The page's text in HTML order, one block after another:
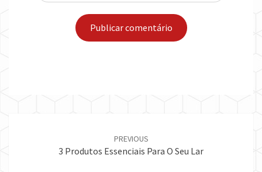
PREVIOUS
3 Produtos Essenciais Para O Seu Lar